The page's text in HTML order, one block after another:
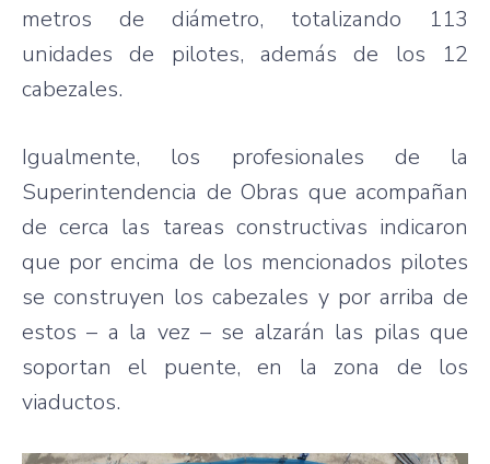
metros de diámetro, totalizando 113
unidades de pilotes, además de los 12
cabezales.
Igualmente, los profesionales de la
Superintendencia de Obras que acompañan
de cerca las tareas constructivas indicaron
que por encima de los mencionados pilotes
se construyen los cabezales y por arriba de
estos – a la vez – se alzarán las pilas que
soportan el puente, en la zona de los
viaductos.